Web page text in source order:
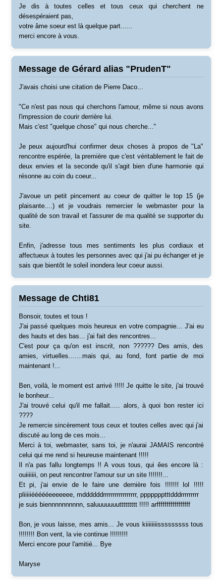
Je dis à toutes celles et tous ceux qui cherchent ne
désespéraient pas,
votre âme soeur est là quelque part......
merci encore à vous.
Message de Gérard alias "PrudenT"
J'avais choisi une citation de Pierre Daco...
"Ce n'est pas nous qui cherchons l'amour, même si nous avons
l'impression de courir derrière lui.
Mais c'est "quelque chose" qui nous cherche..."
Je peux aujourd'hui confirmer deux choses à propos de "La"
rencontre espérée, la première que c'est véritablement le fait de
deux envies et la seconde qu'il s'agit bien d'une harmonie qui
résonne au coin du coeur...
J'avoue un petit pincement au coeur de quitter le top 15 (je
plaisante....) et je voudrais remercier le webmaster pour la
qualité de son travail et l'assurer de ma qualité se supporter du
site.
Enfin, j'adresse tous mes sentiments les plus cordiaux et
affectueux à toutes les personnes avec qui j'ai pu échanger et je
sais que bientôt le soleil inondera leur coeur aussi.
Message de Chti81
Bonsoir, toutes et tous !
J'ai passé quelques mois heureux en votre compagnie... J'ai eu
des hauts et des bas... j'ai fait des rencontres...
C'est pour ça qu'on est inscrit, non ?????? Des amis, des
amies, virtuelles.......mais qui, au fond, font partie de moi
maintenant !...
Ben, voilà, le moment est arrivé !!!!! Je quitte le site, j'ai trouvé
le bonheur...
J'ai trouvé celui qu'il me fallait..... alors, à quoi bon rester ici
????
Je remercie sincèrement tous ceux et toutes celles avec qui j'ai
discuté au long de ces mois...
Merci à toi, webmaster, sans toi, je n'aurai JAMAIS rencontré
celui qui me rend si heureuse maintenant !!!!!
Il n'a pas fallu longtemps !! A vous tous, qui êes encore là :
ouiiiiiii, on peut rencontrer l'amour sur un site !!!!!!!...
Et pi, j'ai envie de le faire une dernière fois !!!!!!! lol !!!!!
pliiiiiéééééeeeeeee, mddddddrrrrrrrrrrrrrrrrr, ppppppptttdddrrrrrrrrr
je suis biennnnnnnnnn, saluuuuuuuttttttttt !!!!! arfffffffffffffffff
Bon, je vous laisse, mes amis... Je vous kiiiiiiiisssssssss tous
!!!!!!!! Bon vent, la vie continue !!!!!!!!!
Merci encore pour l'amitié... Bye
Maryse